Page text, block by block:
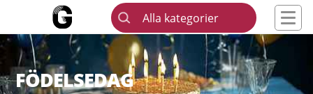
Alla kategorier
FÖDELSEDAG